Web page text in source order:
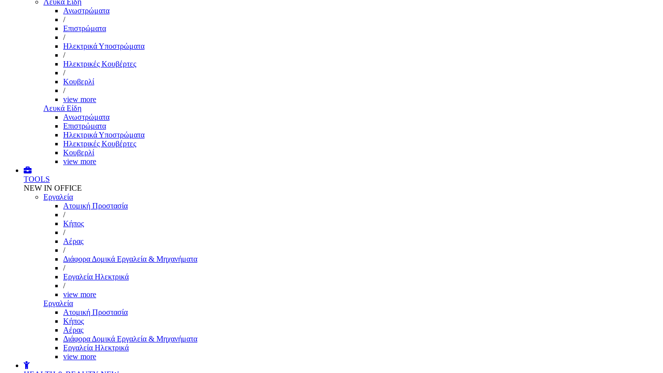
Λευκά Είδη
Ανωστρώματα
/
Επιστρώματα
/
Ηλεκτρικά Υποστρώματα
/
Ηλεκτρικές Κουβέρτες
/
Κουβερλί
/
view more
Λευκά Είδη
Ανωστρώματα
Επιστρώματα
Ηλεκτρικά Υποστρώματα
Ηλεκτρικές Κουβέρτες
Κουβερλί
view more
TOOLS
NEW IN OFFICE
Εργαλεία
Aτομική Προστασία
/
Kήπος
/
Αέρας
/
Διάφορα Δομικά Εργαλεία & Μηχανήματα
/
Εργαλεία Ηλεκτρικά
/
view more
Εργαλεία
Aτομική Προστασία
Kήπος
Αέρας
Διάφορα Δομικά Εργαλεία & Μηχανήματα
Εργαλεία Ηλεκτρικά
view more